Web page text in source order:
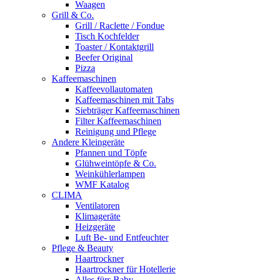
Waagen
Grill & Co.
Grill / Raclette / Fondue
Tisch Kochfelder
Toaster / Kontaktgrill
Beefer Original
Pizza
Kaffeemaschinen
Kaffeevollautomaten
Kaffeemaschinen mit Tabs
Siebträger Kaffeemaschinen
Filter Kaffeemaschinen
Reinigung und Pflege
Andere Kleingeräte
Pfannen und Töpfe
Glühweintöpfe & Co.
Weinkühlerlampen
WMF Katalog
CLIMA
Ventilatoren
Klimageräte
Heizgeräte
Luft Be- und Entfeuchter
Pflege & Beauty
Haartrockner
Haartrockner für Hotellerie